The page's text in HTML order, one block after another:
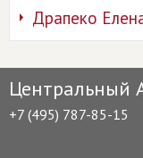
Драпеко
Центральный
+7 (495) 787-85-15